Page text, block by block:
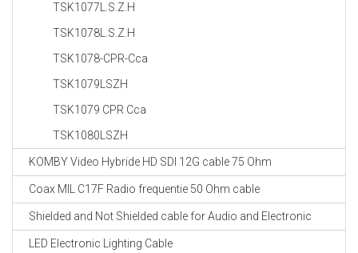
TSK1077L.S.Z.H
TSK1078L.S.Z.H
TSK1078-CPR-Cca
TSK1079LSZH
TSK1079 CPR Cca
TSK1080LSZH
KOMBY Video Hybride HD SDI 12G cable 75 Ohm
Coax MIL C17F Radio frequentie 50 Ohm cable
Shielded and Not Shielded cable for Audio and Electronic
LED Electronic Lighting Cable